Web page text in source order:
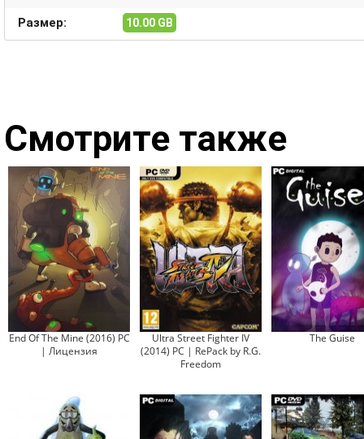
Размер: 10.00 GB
Смотрите также
End Of The Mine (2016) PC
| Лицензия
Ultra Street Fighter IV
(2014) PC | RePack by R.G.
Freedom
The Guise